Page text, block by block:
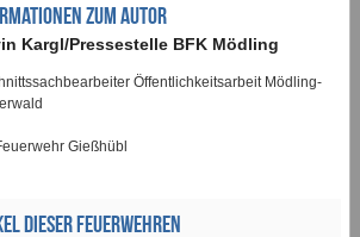
ZUM AUTOR
Kargl/Pressestelle BFK Mödling
Öffentlichkeitsarbeit Mödling-
Gießhübl
DIESER FEUERWEHREN